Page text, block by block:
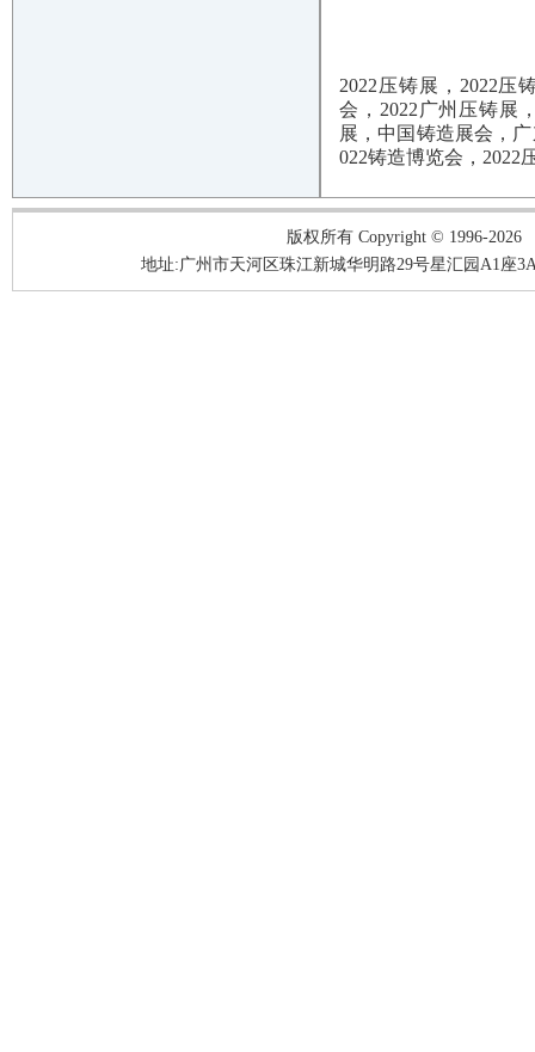
2022压铸展，2022压
会，2022广州压铸展
展，中国铸造展会，
022铸造博览会，2022
版权所有 Copyright © 1996-2026
地址:广州市天河区珠江新城华明路29号星汇园A1座